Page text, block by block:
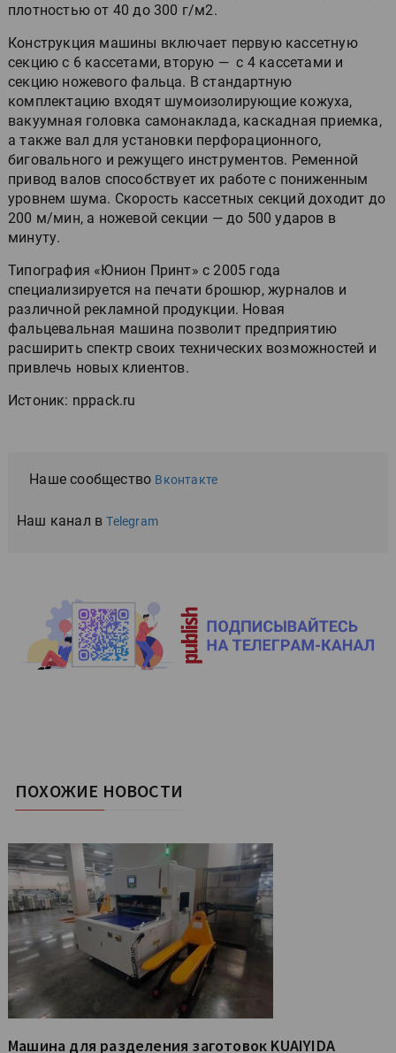
плотностью от 40 до 300 г/м2.
Конструкция машины включает первую кассетную
секцию с 6 кассетами, вторую — с 4 кассетами и
секцию ножевого фальца. В стандартную
комплектацию входят шумоизолирующие кожуха,
вакуумная головка самонаклада, каскадная приемка,
а также вал для установки перфорационного,
биговального и режущего инструментов. Ременной
привод валов способствует их работе с пониженным
уровнем шума. Скорость кассетных секций доходит до
200 м/мин, а ножевой секции — до 500 ударов в
минуту.
Типография «Юнион Принт» с 2005 года
специализируется на печати брошюр, журналов и
различной рекламной продукции. Новая
фальцевальная машина позволит предприятию
расширить спектр своих технических возможностей и
привлечь новых клиентов.
Истоник: nppack.ru
Наше сообщество Вконтакте
Наш канал вTelegram
ПОХОЖИЕ НОВОСТИ
Машина для разделения заготовок KUAIYIDA